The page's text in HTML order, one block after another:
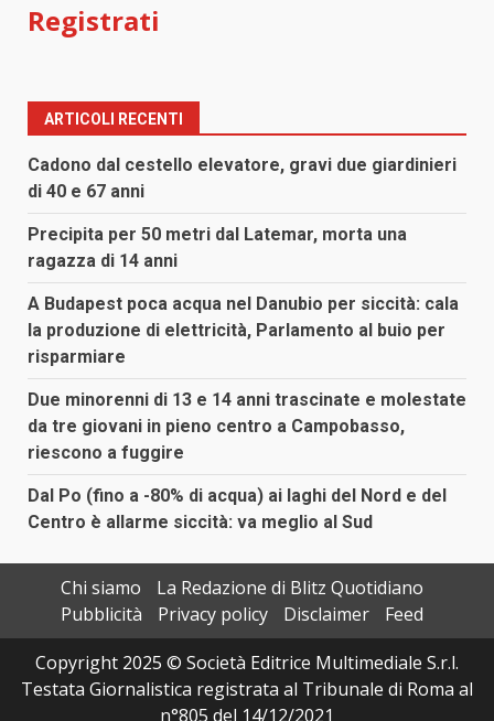
Registrati
ARTICOLI RECENTI
Cadono dal cestello elevatore, gravi due giardinieri
di 40 e 67 anni
Precipita per 50 metri dal Latemar, morta una
ragazza di 14 anni
A Budapest poca acqua nel Danubio per siccità: cala
la produzione di elettricità, Parlamento al buio per
risparmiare
Due minorenni di 13 e 14 anni trascinate e molestate
da tre giovani in pieno centro a Campobasso,
riescono a fuggire
Dal Po (fino a -80% di acqua) ai laghi del Nord e del
Centro è allarme siccità: va meglio al Sud
Chi siamo
La Redazione di Blitz Quotidiano
Pubblicità
Privacy policy Disclaimer
Feed
Copyright 2025 © Società Editrice Multimediale S.r.l.
Testata Giornalistica registrata al Tribunale di Roma al
n°805 del 14/12/2021